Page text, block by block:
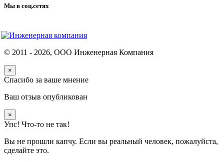
Мы в соц.сетях
© 2011 - 2026, ООО Инженерная Компания
×
Спасибо за ваше мнение
Ваш отзыв опубликован
×
Упс! Что-то не так!
Вы не прошли капчу. Если вы реальный человек, пожалуйста,
сделайте это.